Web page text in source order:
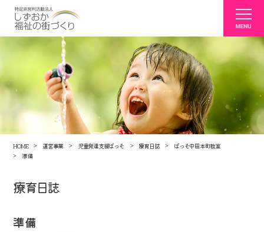
HOME 運営事業 児童発達支援ぱっそ 療育日誌
ぱっそ中田本町教室
準備
療育日誌
準備